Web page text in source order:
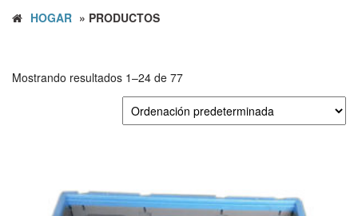
HOGAR » PRODUCTOS
Mostrando resultados 1–24 de 77